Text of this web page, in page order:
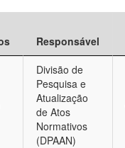
Responsável
Divisão de
Pesquisa e
Atualização
de Atos
Normativos
(DPAAN)